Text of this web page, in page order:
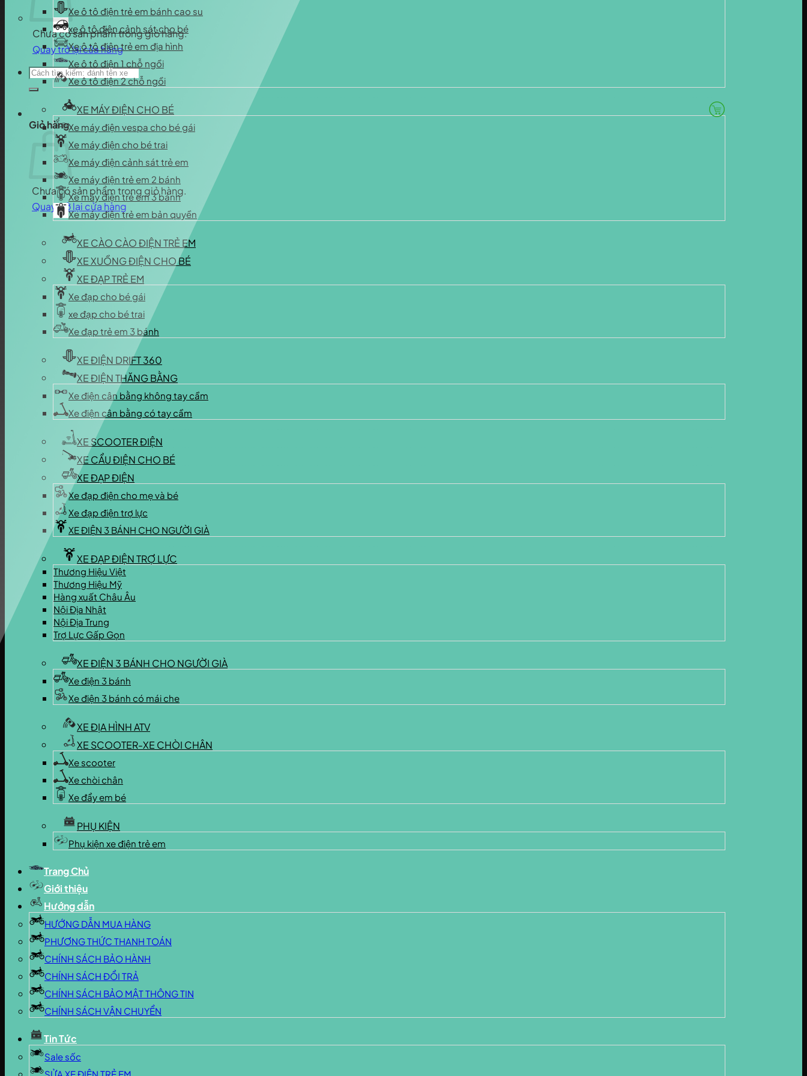
Chưa có sản phẩm trong giỏ hàng.
Quay trở lại cửa hàng
Tìm
kiếm:
Giỏ hàng
Chưa có sản phẩm trong giỏ hàng.
Quay trở lại cửa hàng
Xe ô tô điện trẻ em bánh cao su
xe ô tô điện cảnh sát cho bé
Xe ô tô điện trẻ em địa hình
Xe ô tô điện 1 chỗ ngồi
Xe ô tô điện 2 chỗ ngồi
XE MÁY ĐIỆN CHO BÉ
Xe máy điện vespa cho bé gái
Xe máy điện cho bé trai
Xe máy điện cảnh sát trẻ em
Xe máy điện trẻ em 2 bánh
Xe máy điện trẻ em 3 bánh
Xe máy điện trẻ em bản quyền
XE CÀO CÀO ĐIỆN TRẺ EM
XE XUỒNG ĐIỆN CHO BÉ
XE ĐẠP TRẺ EM
Xe đạp cho bé gái
xe đạp cho bé trai
Xe đạp trẻ em 3 bánh
XE ĐIỆN DRIFT 360
XE ĐIỆN THĂNG BẰNG
Xe điện cân bằng không tay cầm
Xe điện cân bằng có tay cầm
XE SCOOTER ĐIỆN
XE CẨU ĐIỆN CHO BÉ
XE ĐẠP ĐIỆN
Xe đạp điện cho mẹ và bé
Xe đạp điện trợ lực
XE ĐIỆN 3 BÁNH CHO NGƯỜI GIÀ
XE ĐẠP ĐIỆN TRỢ LỰC
Thương Hiệu Việt
Thương Hiệu Mỹ
Hàng xuất Châu Âu
Nội Địa Nhật
Nội Địa Trung
Trợ Lực Gấp Gọn
XE ĐIỆN 3 BÁNH CHO NGƯỜI GIÀ
Xe điện 3 bánh
Xe điện 3 bánh có mái che
XE ĐỊA HÌNH ATV
XE SCOOTER-XE CHÒI CHÂN
Xe scooter
Xe chòi chân
Xe đẩy em bé
PHỤ KIỆN
Phụ kiện xe điện trẻ em
Trang Chủ
Giới thiệu
Hướng dẫn
HƯỚNG DẪN MUA HÀNG
PHƯƠNG THỨC THANH TOÁN
CHÍNH SÁCH BẢO HÀNH
CHÍNH SÁCH ĐỔI TRẢ
CHÍNH SÁCH BẢO MẬT THÔNG TIN
CHÍNH SÁCH VẬN CHUYỂN
Tin Tức
Sale sốc